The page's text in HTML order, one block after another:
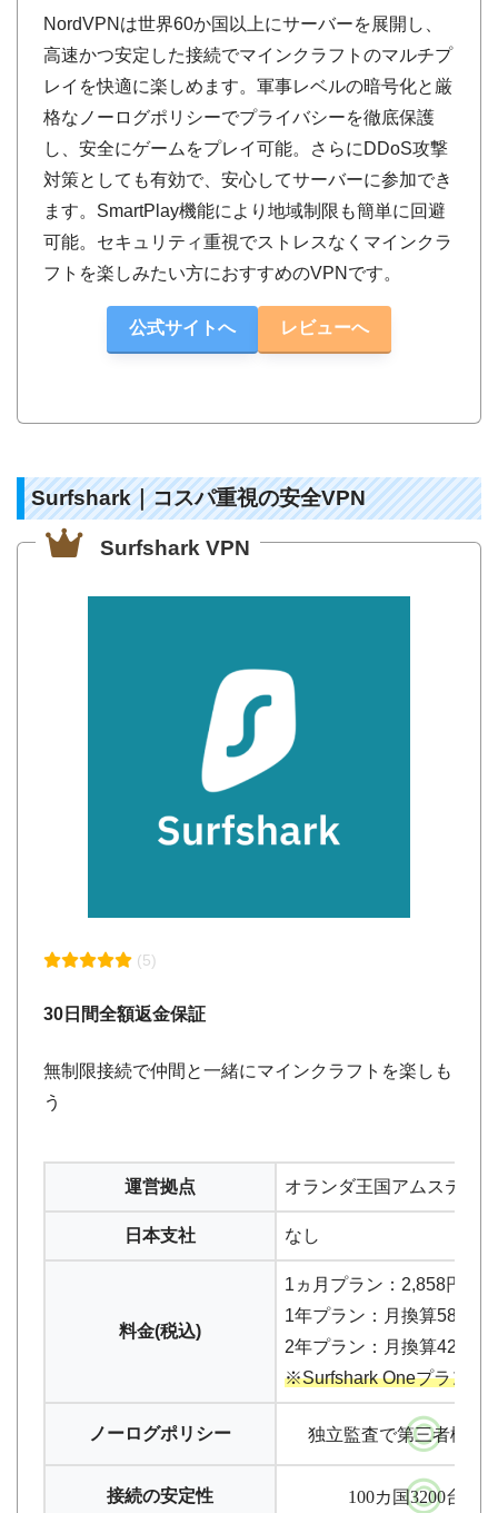
NordVPNは世界60か国以上にサーバーを展開し、
高速かつ安定した接続でマインクラフトのマルチプ
レイを快適に楽しめます。軍事レベルの暗号化と厳
格なノーログポリシーでプライバシーを徹底保護
し、安全にゲームをプレイ可能。さらにDDoS攻撃
対策としても有効で、安心してサーバーに参加でき
ます。SmartPlay機能により地域制限も簡単に回避
可能。セキュリティ重視でストレスなくマインクラ
フトを楽しみたい方におすすめのVPNです。
公式サイトへ レビューへ
Surfshark｜コスパ重視の安全VPN
Surfshark VPN
(5)
30日間全額返金保証
無制限接続で仲間と一緒にマインクラフトを楽しも
う
運営拠点 オランダ王国アムステル
日本支社 なし
料金(税込)
1ヵ月プラン：2,858円
1年プラン：月換算580円/
2年プラン：月換算426円/
※Surfshark Oneプランを
ノーログポリシー 独立監査で第三者機関
接続の安定性 100カ国3200台以上